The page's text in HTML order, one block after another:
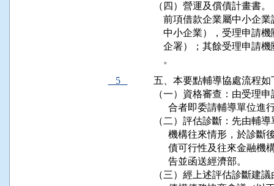
（四）營運及償債計畫書。
前項借款企業屬中小企
中小企業），受理申請
企署）；其餘受理申請
    。
5
五、本要點輔導協處流程如
（一）資格審查：由受理
合者即委請輔導單位進
（二）評估診斷：先由輔
機構往來情形，於診
債可行性及往來金融
      告並函送經濟部。
（三）經上述評估診斷建